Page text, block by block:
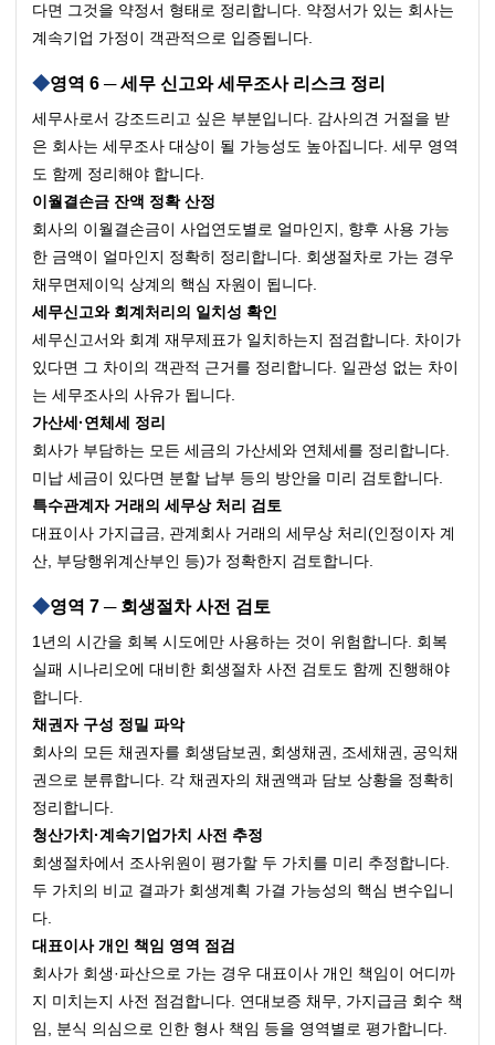
다면 그것을 약정서 형태로 정리합니다. 약정서가 있는 회사는
계속기업 가정이 객관적으로 입증됩니다.
영역 6 ─ 세무 신고와 세무조사 리스크 정리
세무사로서 강조드리고 싶은 부분입니다. 감사의견 거절을 받
은 회사는 세무조사 대상이 될 가능성도 높아집니다. 세무 영역
도 함께 정리해야 합니다.
이월결손금 잔액 정확 산정
회사의 이월결손금이 사업연도별로 얼마인지, 향후 사용 가능
한 금액이 얼마인지 정확히 정리합니다. 회생절차로 가는 경우
채무면제이익 상계의 핵심 자원이 됩니다.
세무신고와 회계처리의 일치성 확인
세무신고서와 회계 재무제표가 일치하는지 점검합니다. 차이가
있다면 그 차이의 객관적 근거를 정리합니다. 일관성 없는 차이
는 세무조사의 사유가 됩니다.
가산세·연체세 정리
회사가 부담하는 모든 세금의 가산세와 연체세를 정리합니다.
미납 세금이 있다면 분할 납부 등의 방안을 미리 검토합니다.
특수관계자 거래의 세무상 처리 검토
대표이사 가지급금, 관계회사 거래의 세무상 처리(인정이자 계
산, 부당행위계산부인 등)가 정확한지 검토합니다.
영역 7 ─ 회생절차 사전 검토
1년의 시간을 회복 시도에만 사용하는 것이 위험합니다. 회복
실패 시나리오에 대비한 회생절차 사전 검토도 함께 진행해야
합니다.
채권자 구성 정밀 파악
회사의 모든 채권자를 회생담보권, 회생채권, 조세채권, 공익채
권으로 분류합니다. 각 채권자의 채권액과 담보 상황을 정확히
정리합니다.
청산가치·계속기업가치 사전 추정
회생절차에서 조사위원이 평가할 두 가치를 미리 추정합니다.
두 가치의 비교 결과가 회생계획 가결 가능성의 핵심 변수입니
다.
대표이사 개인 책임 영역 점검
회사가 회생·파산으로 가는 경우 대표이사 개인 책임이 어디까
지 미치는지 사전 점검합니다. 연대보증 채무, 가지급금 회수 책
임, 분식 의심으로 인한 형사 책임 등을 영역별로 평가합니다.